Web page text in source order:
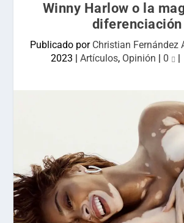
Winny Harlow o la
diferenciación
Publicado por Christian Fernández
2023 | Artículos, Opinión | 0 |